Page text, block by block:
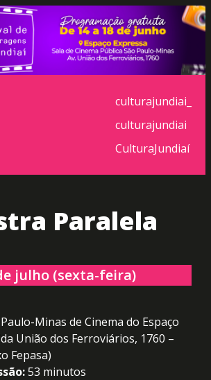
culturajundiai_
culturajundiai
CulturaJundiaí
Paralela
julho (sexta-feira)
Minas de Cinema do Espaço
União dos Ferroviários, 1760 –
Fepasa)
53 minutos